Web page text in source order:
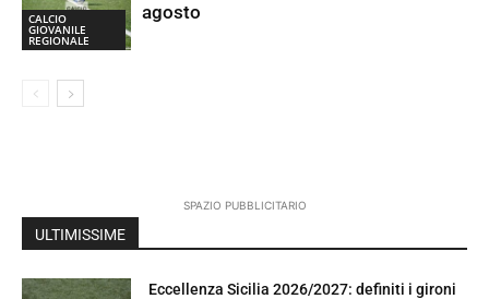
CALCIO
GIOVANILE
REGIONALE
agosto
SPAZIO PUBBLICITARIO
ULTIMISSIME
Eccellenza Sicilia 2026/2027: definiti i gironi